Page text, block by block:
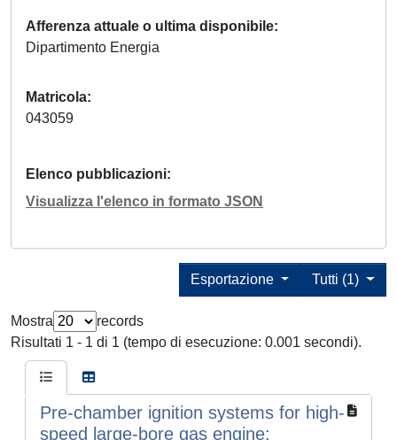
Afferenza attuale o ultima disponibile
Dipartimento Energia
Matricola
043059
Elenco pubblicazioni
Visualizza l'elenco in formato JSON
Tutti (1)
Esportazione
Mostra
records
Risultati 1 - 1 di 1 (tempo di esecuzione: 0.001 secondi).
Pre-chamber ignition systems for high-
speed large-bore gas engine: